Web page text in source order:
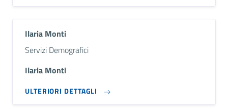
Ilaria Monti
Descrizione breve
Servizi Demografici
Ilaria Monti
ULTERIORI DETTAGLI